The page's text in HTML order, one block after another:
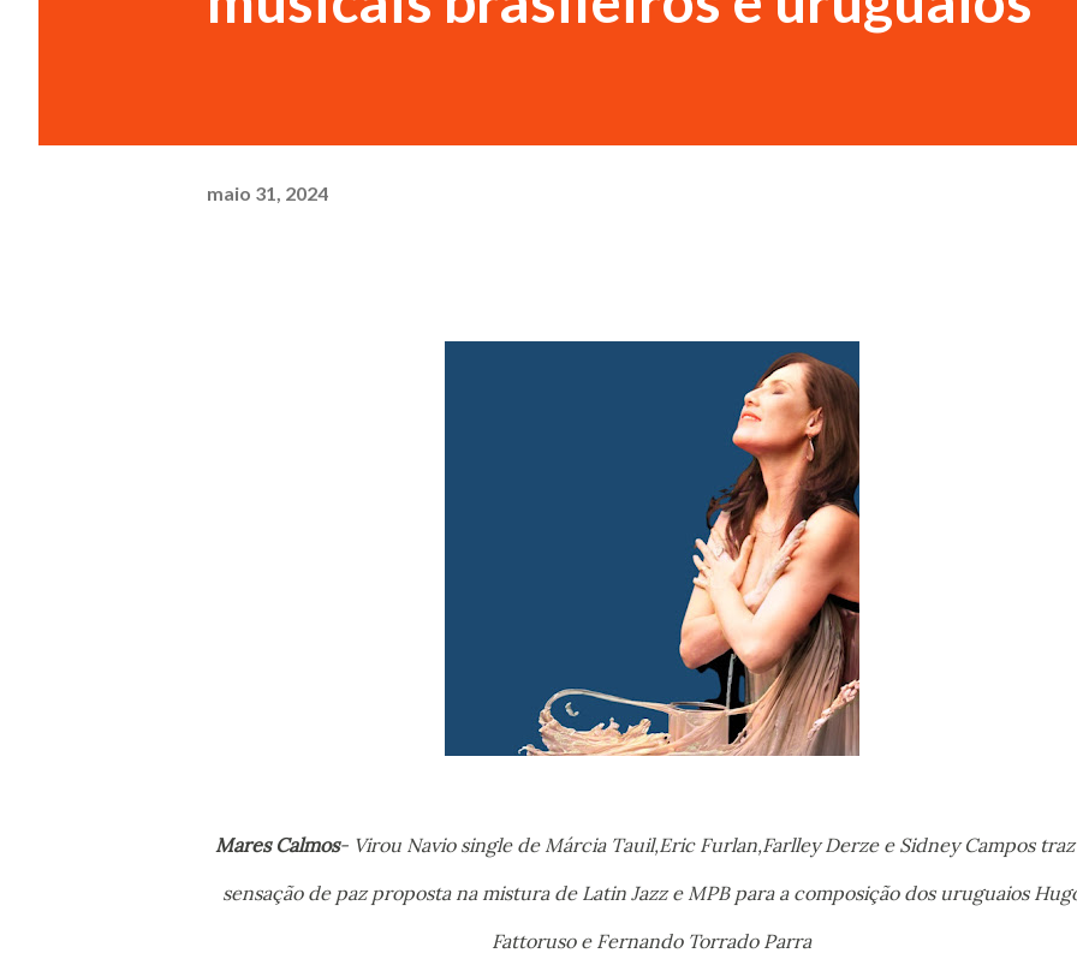
maio 31, 2024
Mares Calmos- Virou Navio single de Márcia Tauil,Eric Furlan,Farlley Derze e Sidney Campos traz
sensação de paz proposta na mistura de Latin Jazz e MPB para a composição dos uruguaios
Fattoruso e Fernando Torrado Parra